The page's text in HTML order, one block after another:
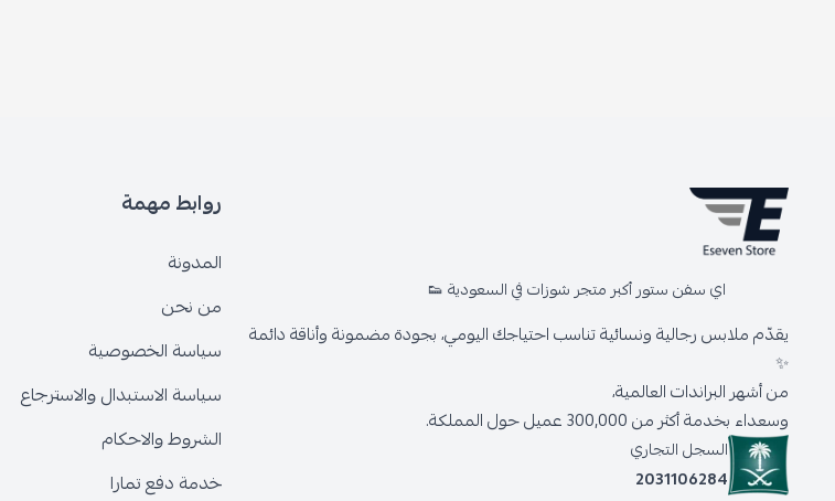
اي سفن ستور أكبر متجر شوزات في السعودية 👟
يقدّم ملابس رجالية ونسائية تناسب احتياجك اليومي، بجودة مضمونة وأناقة دائمة
✨
من أشهر البراندات العالمية،
وسعداء بخدمة أكثر من 300,000 عميل حول المملكة.
السجل التجاري
2031106284
روابط مهمة
المدونة
من نحن
سياسة الخصوصية
سياسة الاستبدال والاسترجاع
الشروط والاحكام
خدمة دفع تمارا